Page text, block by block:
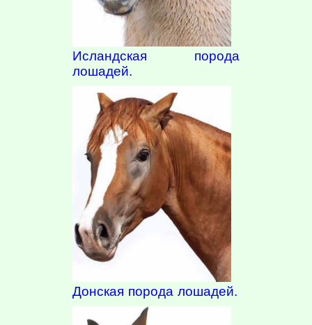
Исландская порода
лошадей.
Донская порода лошадей.